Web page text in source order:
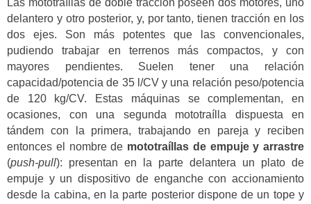
Las mototraíllas de doble tracción poseen dos motores, uno
delantero y otro posterior, y, por tanto, tienen tracción en los
dos ejes. Son más potentes que las convencionales,
pudiendo trabajar en terrenos más compactos, y con
mayores pendientes. Suelen tener una relación
capacidad/potencia de 35 l/CV y una relación peso/potencia
de 120 kg/CV. Estas máquinas se complementan, en
ocasiones, con una segunda mototraílla dispuesta en
tándem con la primera, trabajando en pareja y reciben
entonces el nombre de mototraíllas de empuje y arrastre
(push-pull): presentan en la parte delantera un plato de
empuje y un dispositivo de enganche con accionamiento
desde la cabina, en la parte posterior dispone de un tope y